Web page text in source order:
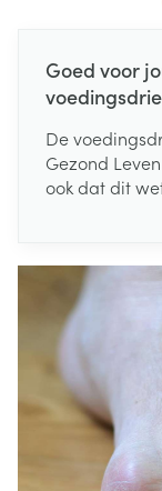
Goed voor
De
Gezond
ook dat dit
gezondheid.
herziening
hedendaags
nieuwe
volledig in
alleen
voor onze
hand in hand.